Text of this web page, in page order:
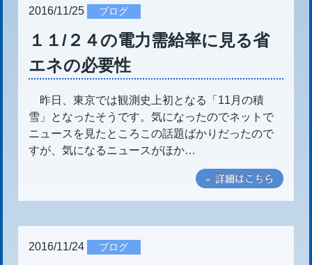
2016/11/25 ブログ
１１/２４の電力需給率に見る省
エネの必要性
昨日、東京では観測史上初となる「11月の積
雪」となったそうです。気になったのでネットで
ニュースを見たところこの話題ばかりだったので
すが、気になるニュースがほか…
» 詳細はこちら
2016/11/24 ブログ